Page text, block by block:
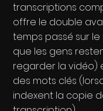
transcriptions
offre le double
temps passé sur
que les gens
regarder la vidéo)
des mots clés
indexent la copie